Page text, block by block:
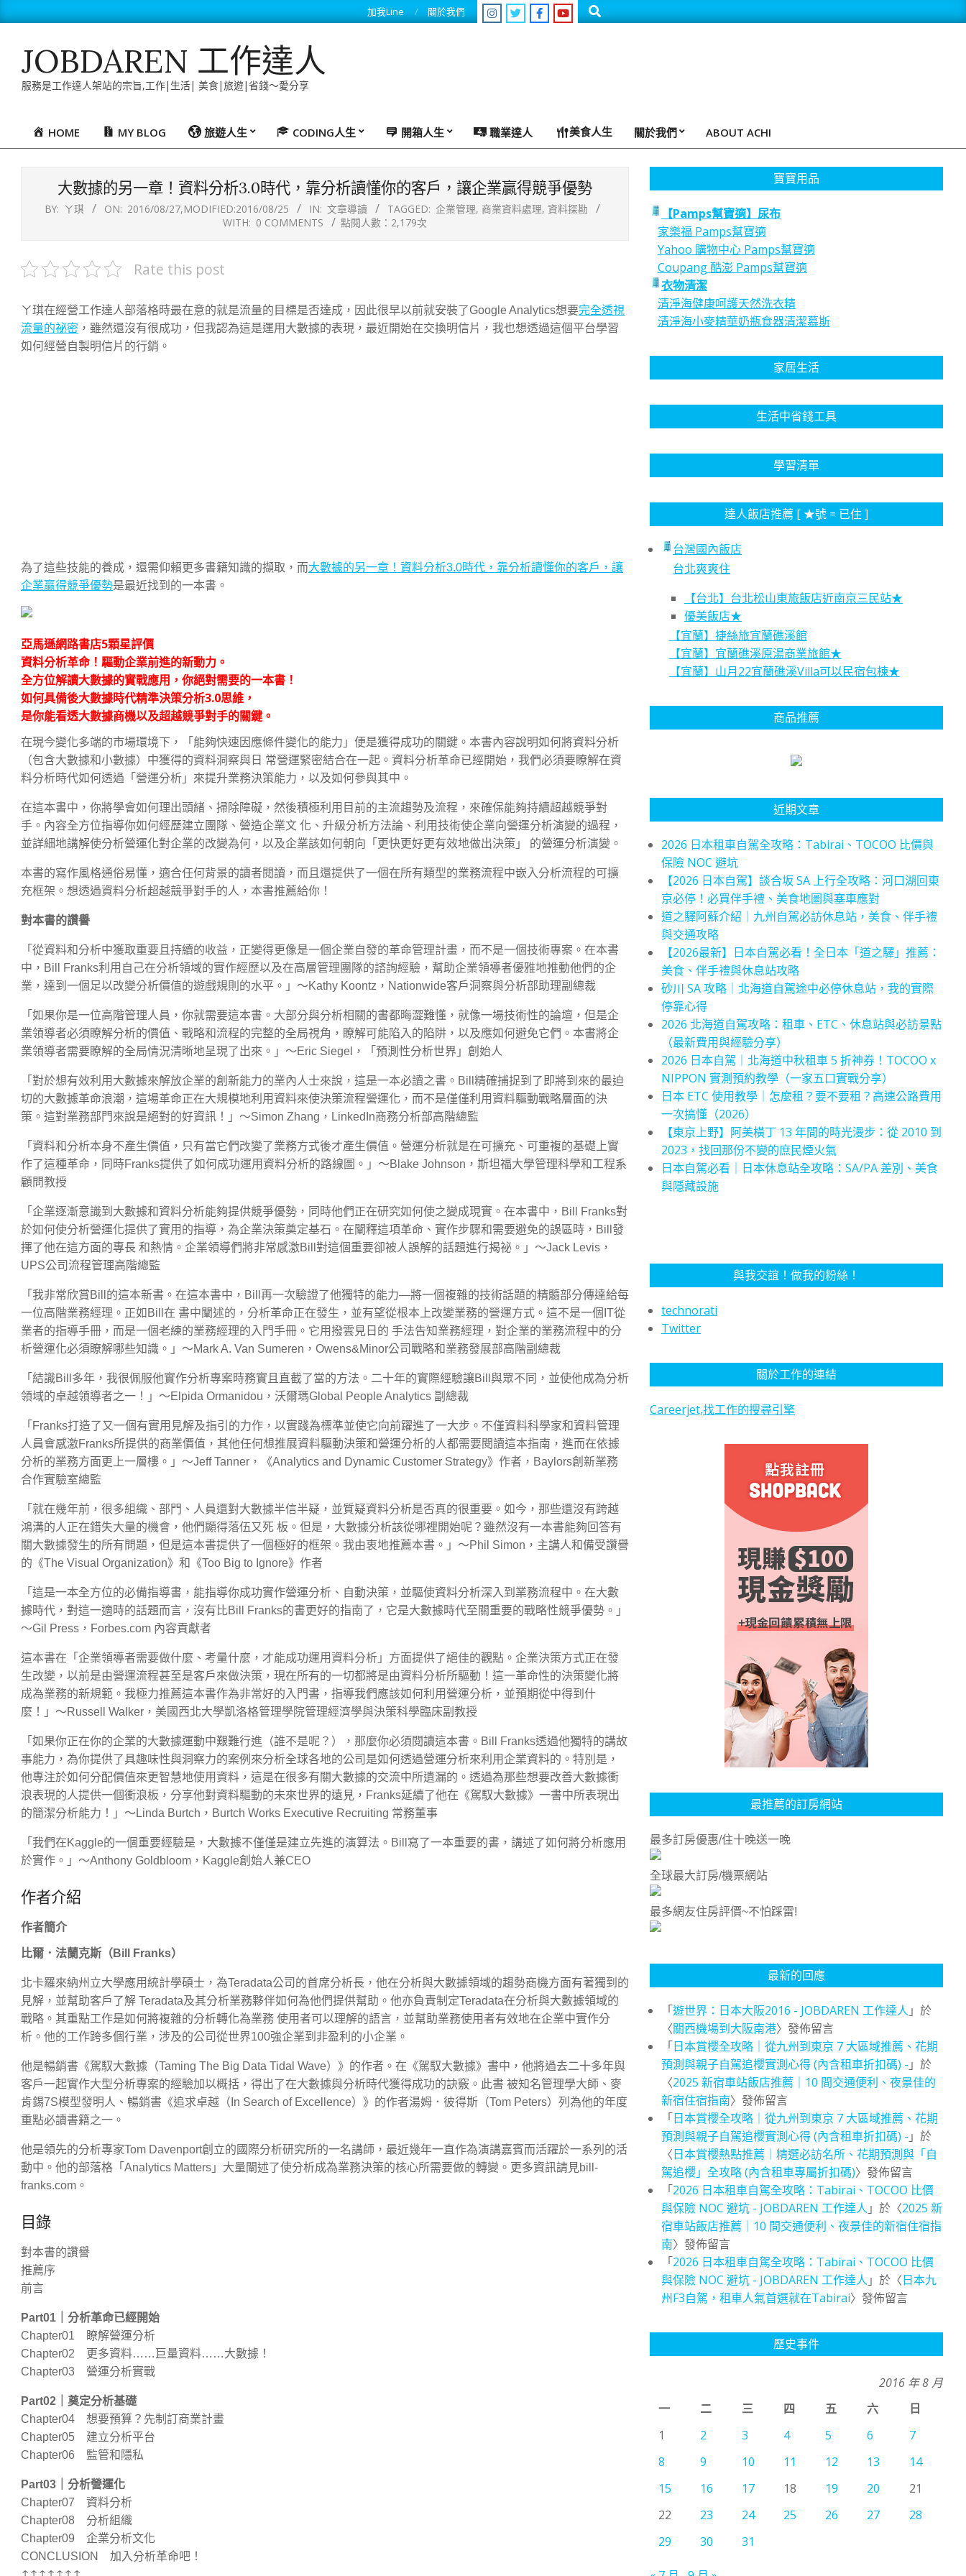
to
加我Line 關於我們 Search
JOBDAREN 工作達人
服務是工作達人架站的宗旨,工作|生活| 美食|旅遊|省錢～愛分享
PrimaryHOME MY BLOG 旅遊人生 CODING人生 開箱人生 職業達人 美食人生 關於我們 ABOUT ACHI
大數據的另一章！資料分析3.0時代，靠分析讀懂你的客戶，讓企業贏得競爭優勢
BY: ㄚ琪 ON: 2016/08/27,MODIFIED:2016/08/25 IN: 文章導讀 TAGGED: 企業管理, 商業資料處理, 資料探勘
WITH: 0 COMMENTS 點閱人數：2,179次
Rate this post
ㄚ琪在經營工作達人部落格時最在意的就是流量的目標是否達成，因此很早以前就安裝了Google Analytics想要完全透視
流量的祕密 ，雖然還沒有很成功，但我認為這是運用大數據的表現，最近開始在交換明信片，我也想透過這個平台學習
如何經營自製明信片的行銷。
為了這些技能的養成，還需仰賴更多書籍知識的擷取，而大數據的另一章！資料分析3.0時代，靠分析讀懂你的客戶，讓
企業贏得競爭優勢是最近找到的一本書。
亞馬遜網路書店5顆星評價
資料分析革命！驅動企業前進的新動力。
全方位解讀大數據的實戰應用，你絕對需要的一本書！
如何具備後大數據時代精準決策分析3.0思維，
是你能看透大數據商機以及超越競爭對手的關鍵。
在現今變化多端的市場環境下，「能夠快速因應條件變化的能力」便是獲得成功的關鍵。本書內容說明如何將資料分析
（包含大數據和小數據）中獲得的資料洞察與日 常營運緊密結合在一起。資料分析革命已經開始，我們必須要瞭解在資
料分析時代如何透過「營運分析」來提升業務決策能力，以及如何參與其中。
在這本書中，你將學會如何理出頭緒、掃除障礙，然後積極利用目前的主流趨勢及流程，來確保能夠持續超越競爭對
手。內容全方位指導你如何經歷建立團隊、營造企業文 化、升級分析方法論、利用技術使企業向營運分析演變的過程，
並詳細地講解使分析營運化對企業的改變為何，以及企業該如何朝向「更快更好更有效地做出決策」 的營運分析演變。
本書的寫作風格通俗易懂，適合任何背景的讀者閱讀，而且還提供了一個在所有類型的業務流程中嵌入分析流程的可擴
充框架。想透過資料分析超越競爭對手的人，本書推薦給你！
對本書的讚譽
「從資料和分析中獲取重要且持續的收益，正變得更像是一個企業自發的革命管理計畫，而不是一個技術專案。在本書
中，Bill Franks利用自己在分析領域的實作經歷以及在高層管理團隊的諮詢經驗，幫助企業領導者優雅地推動他們的企
業，達到一個足以改變分析價值的遊戲規則的水平。」～Kathy Koontz，Nationwide客戶洞察與分析部助理副總裁
「如果你是一位高階管理人員，你就需要這本書。大部分與分析相關的書都晦澀難懂，就像一場技術性的論壇，但是企
業領導者必須瞭解分析的價值、戰略和流程的完整的全局視角，瞭解可能陷入的陷阱，以及應如何避免它們。本書將企
業領導者需要瞭解的全局情況清晰地呈現了出來。」～Eric Siegel，「預測性分析世界」創始人
「對於想有效利用大數據來解放企業的創新能力的業內人士來說，這是一本必讀之書。Bill精確捕捉到了即將到來的最迫
切的大數據革命浪潮，這場革命正在大規模地利用資料來使決策流程營運化，而不是僅僅利用資料驅動戰略層面的決
策。這對業務部門來說是絕對的好資訊！」～Simon Zhang，LinkedIn商務分析部高階總監
「資料和分析本身不產生價值，只有當它們改變了業務方式後才產生價值。營運分析就是在可擴充、可重複的基礎上實
作了這種革命，同時Franks提供了如何成功運用資料分析的路線圖。」～Blake Johnson，斯坦福大學管理科學和工程系
顧問教授
「企業逐漸意識到大數據和資料分析能夠提供競爭優勢，同時他們正在研究如何使之變成現實。在本書中，Bill Franks對
於如何使分析營運化提供了實用的指導，為企業決策奠定基石。在闡釋這項革命、實作步驟和需要避免的誤區時，Bill發
揮了他在這方面的專長 和熱情。企業領導們將非常感激Bill對這個重要卻被人誤解的話題進行揭祕。」～Jack Levis，
UPS公司流程管理高階總監
「我非常欣賞Bill的這本新書。在這本書中，Bill再一次驗證了他獨特的能力—將一個複雜的技術話題的精髓部分傳達給每
一位高階業務經理。正如Bill在 書中闡述的，分析革命正在發生，並有望從根本上改變業務的營運方式。這不是一個IT從
業者的指導手冊，而是一個老練的業務經理的入門手冊。它用撥雲見日的 手法告知業務經理，對企業的業務流程中的分
析營運化必須瞭解哪些知識。」～Mark A. Van Sumeren，Owens&Minor公司戰略和業務發展部高階副總裁
「結識Bill多年，我很佩服他實作分析專案時務實且直截了當的方法。二十年的實際經驗讓Bill與眾不同，並使他成為分析
領域的卓越領導者之一！」～Elpida Ormanidou，沃爾瑪Global People Analytics 副總裁
「Franks打造了又一個有實用見解及指引的力作，以實踐為標準並使它向前躍進了一大步。不僅資料科學家和資料管理
人員會感激Franks所提供的商業價值，其他任何想推展資料驅動決策和營運分析的人都需要閱讀這本指南，進而在依據
分析的業務方面更上一層樓。」～Jeff Tanner，《Analytics and Dynamic Customer Strategy》作者，Baylors創新業務
合作實驗室總監
「就在幾年前，很多組織、部門、人員還對大數據半信半疑，並質疑資料分析是否真的很重要。如今，那些還沒有跨越
鴻溝的人正在錯失大量的機會，他們顯得落伍又死 板。但是，大數據分析該從哪裡開始呢？雖然沒有一本書能夠回答有
關大數據發生的所有問題，但是這本書提供了一個極好的框架。我由衷地推薦本書。」～Phil Simon，主講人和備受讚譽
的《The Visual Organization》和《Too Big to Ignore》作者
「這是一本全方位的必備指導書，能指導你成功實作營運分析、自動決策，並驅使資料分析深入到業務流程中。在大數
據時代，對這一適時的話題而言，沒有比Bill Franks的書更好的指南了，它是大數據時代至關重要的戰略性競爭優勢。」
～Gil Press，Forbes.com 內容貢獻者
這本書在「企業領導者需要做什麼、考量什麼，才能成功運用資料分析」方面提供了絕佳的觀點。企業決策方式正在發
生改變，以前是由營運流程甚至是客戶來做決策，現在所有的一切都將是由資料分析所驅動！這一革命性的決策變化將
成為業務的新規範。我極力推薦這本書作為非常好的入門書，指導我們應該如何利用營運分析，並預期從中得到什
麼！」～Russell Walker，美國西北大學凱洛格管理學院管理經濟學與決策科學臨床副教授
「如果你正在你的企業的大數據運動中艱難行進（誰不是呢？），那麼你必須閱讀這本書。Bill Franks透過他獨特的講故
事能力，為你提供了具趣味性與洞察力的案例來分析全球各地的公司是如何透過營運分析來利用企業資料的。特別是，
他專注於如何分配價值來更智慧地使用資料，這是在很多有關大數據的交流中所遺漏的。透過為那些想要改善大數據衝
浪表現的人提供一個衝浪板，分享他對資料驅動的未來世界的遠見，Franks延續了他在《駕馭大數據》一書中所表現出
的簡潔分析能力！」～Linda Burtch，Burtch Works Executive Recruiting 常務董事
「我們在Kaggle的一個重要經驗是，大數據不僅僅是建立先進的演算法。Bill寫了一本重要的書，講述了如何將分析應用
於實作。」～Anthony Goldbloom，Kaggle創始人兼CEO
作者介紹
作者簡介
比爾．法蘭克斯（Bill Franks）
北卡羅來納州立大學應用統計學碩士，為Teradata公司的首席分析長，他在分析與大數據領域的趨勢商機方面有著獨到的
見解，並幫助客戶了解 Teradata及其分析業務夥伴如何為他們提供幫助。他亦負責制定Teradata在分析與大數據領域的
戰略。其重點工作是如何將複雜的分析轉化為業務 使用者可以理解的語言，並幫助業務使用者有效地在企業中實作分
析。他的工作跨多個行業，涉及的公司從世界100強企業到非盈利的小企業。
他是暢銷書《駕馭大數據（Taming The Big Data Tidal Wave）》的作者。在《駕馭大數據》書中，他將過去二十多年與
客戶一起實作大型分析專案的經驗加以概括，得出了在大數據與分析時代獲得成功的訣竅。此書 被知名管理學大師、麥
肯錫7S模型發明人、暢銷書《追求卓越（In Search of Excellence）》的作者湯姆．彼得斯（Tom Peters）列為他的年度
重點必讀書籍之一。
他是領先的分析專家Tom Davenport創立的國際分析研究所的一名講師，最近幾年一直作為演講嘉賓而活躍於一系列的活
動中。他的部落格「Analytics Matters」大量闡述了使分析成為業務決策的核心所需要做的轉變。更多資訊請見bill-
franks.com。
目錄
對本書的讚譽
推薦序
前言
Part01 ｜分析革命已經開始
Chapter01 瞭解營運分析
Chapter02 更多資料……巨量資料……大數據！
Chapter03 營運分析實戰
Part02 ｜奠定分析基礎
Chapter04 想要預算？先制訂商業計畫
Chapter05 建立分析平台
Chapter06 監管和隱私
Part03 ｜分析營運化
Chapter07 資料分析
Chapter08 分析組織
Chapter09 企業分析文化
CONCLUSION 加入分析革命吧！
寶寶用品
【Pamps幫寶適】尿布
家樂福 Pamps幫寶適
Yahoo 購物中心 Pamps幫寶適
Coupang 酷澎 Pamps幫寶適
衣物清潔
清淨海健康呵護天然洗衣精
清淨海小麥精華奶瓶食器清潔慕斯
家居生活
生活中省錢工具
學習清單
達人飯店推薦 [ ★號 = 已住 ]
台灣國內飯店
台北爽爽住
【台北】台北松山東旅飯店近南京三民站★
優美飯店★
【宜蘭】捷絲旅宜蘭礁溪館
【宜蘭】宜蘭礁溪原湯商業旅館★
【宜蘭】山月22宜蘭礁溪Villa可以民宿包棟★
商品推薦
近期文章
2026 日本租車自駕全攻略：Tabirai、TOCOO 比價與
保險 NOC 避坑
【2026 日本自駕】談合坂 SA 上行全攻略：河口湖回東
京必停！必買伴手禮、美食地圖與塞車應對
道之驛阿蘇介紹｜九州自駕必訪休息站，美食、伴手禮
與交通攻略
【2026最新】日本自駕必看！全日本「道之驛」推薦：
美食、伴手禮與休息站攻略
砂川 SA 攻略｜北海道自駕途中必停休息站，我的實際
停靠心得
2026 北海道自駕攻略：租車、ETC、休息站與必訪景點
（最新費用與經驗分享）
2026 日本自駕｜北海道中秋租車 5 折神券！TOCOO x
NIPPON 實測預約教學（一家五口實戰分享）
日本 ETC 使用教學｜怎麼租？要不要租？高速公路費用
一次搞懂（2026）
【東京上野】阿美橫丁 13 年間的時光漫步：從 2010 到
2023，找回那份不變的庶民煙火氣
日本自駕必看｜日本休息站全攻略：SA/PA 差別、美食
與隱藏設施
與我交誼！做我的粉絲！
technorati
Twitter
關於工作的連結
Careerjet,找工作的搜尋引擎
最推薦的訂房網站
最多訂房優惠/住十晚送一晚
全球最大訂房/機票網站
最多網友住房評價~不怕踩雷!
最新的回應
「遊世界：日本大阪2016 - JOBDAREN 工作達人 」於
〈關西機場到大阪南港〉發佈留言
「日本賞櫻全攻略｜從九州到東京 7 大區域推薦、花期
預測與親子自駕追櫻實測心得 (內含租車折扣碼) - 」於
〈2025 新宿車站飯店推薦｜10 間交通便利、夜景佳的
新宿住宿指南〉發佈留言
「日本賞櫻全攻略｜從九州到東京 7 大區域推薦、花期
預測與親子自駕追櫻實測心得 (內含租車折扣碼) - 」於
〈日本賞櫻熱點推薦｜精選必訪名所、花期預測與「自
駕追櫻」全攻略 (內含租車專屬折扣碼)〉發佈留言
「2026 日本租車自駕全攻略：Tabirai、TOCOO 比價
與保險 NOC 避坑 - JOBDAREN 工作達人 」於〈2025 新
宿車站飯店推薦｜10 間交通便利、夜景佳的新宿住宿指
南〉發佈留言
「2026 日本租車自駕全攻略：Tabirai、TOCOO 比價
與保險 NOC 避坑 - JOBDAREN 工作達人 」於〈日本九
州F3自駕，租車人氣首選就在Tabirai〉發佈留言
歷史事件
2016 年 8 月
一
二 三 四 五 六
日
1
2 3 4 5 6
7
8
9 10 11 12 13
14
15
16 17 18 19 20
21
22
23 24 25 26 27
28
29
30 31